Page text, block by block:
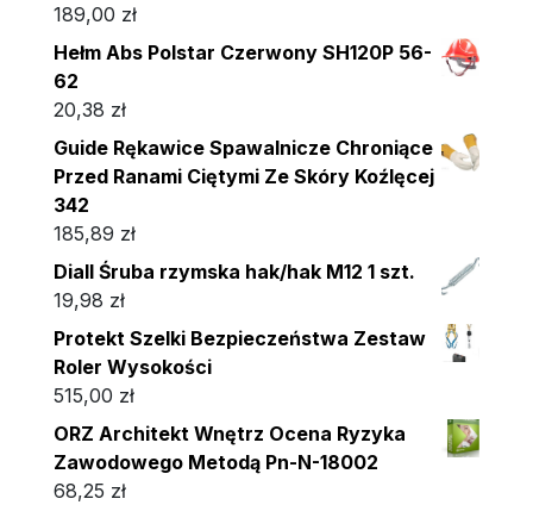
189,00 zł
Hełm Abs Polstar Czerwony SH120P 56-
62
20,38 zł
Guide Rękawice Spawalnicze Chroniące
Przed Ranami Ciętymi Ze Skóry Koźlęcej
342
185,89 zł
Diall Śruba rzymska hak/hak M12 1 szt.
19,98 zł
Protekt Szelki Bezpieczeństwa Zestaw
Roler Wysokości
515,00 zł
ORZ Architekt Wnętrz Ocena Ryzyka
Zawodowego Metodą Pn-N-18002
68,25 zł